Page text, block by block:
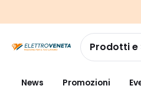
navigazionealla
pagina
Prodotti e
News Promozioni